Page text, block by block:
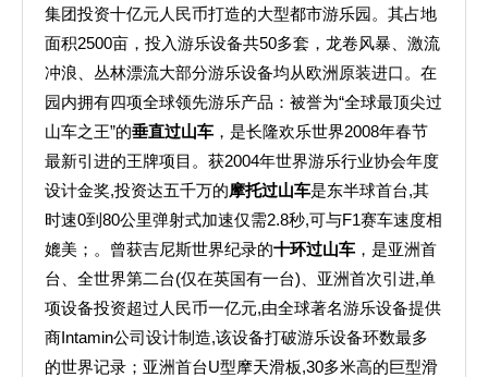
集团投资十亿元人民币打造的大型都市游乐园。其占地
面积2500亩，投入游乐设备共50多套，龙卷风暴、激流
冲浪、丛林漂流大部分游乐设备均从欧洲原装进口。在
园内拥有四项全球领先游乐产品：被誉为“全球最顶尖过
山车之王”的垂直过山车 ，是长隆欢乐世界2008年春节
最新引进的王牌项目。获2004年世界游乐行业协会年度
设计金奖,投资达五千万的摩托过山车是东半球首台,其
时速0到80公里弹射式加速仅需2.8秒,可与F1赛车速度相
媲美；。曾获吉尼斯世界纪录的十环过山车 ，是亚洲首
台、全世界第二台(仅在英国有一台)、亚洲首次引进,单
项设备投资超过人民币一亿元,由全球著名游乐设备提供
商Intamin公司设计制造,该设备打破游乐设备环数最多
的世界记录；亚洲首台U型摩天滑板,30多米高的巨型滑